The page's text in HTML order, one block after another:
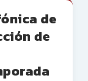
de
de